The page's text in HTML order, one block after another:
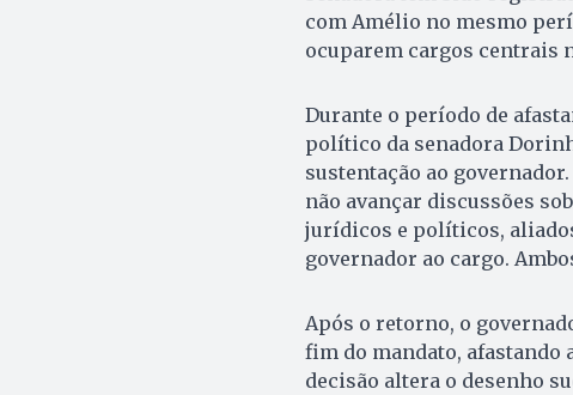
com Amélio no mesmo
ocuparem cargos centrais
Durante o período de
político da senadora
sustentação ao
não avançar discussões
jurídicos e políticos,
governador ao cargo.
Após o retorno, o
fim do mandato, afastando
decisão altera o desenho